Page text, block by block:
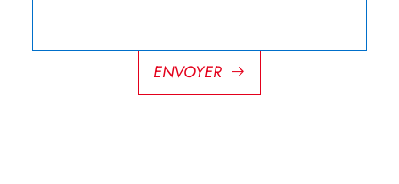
ENVOYER